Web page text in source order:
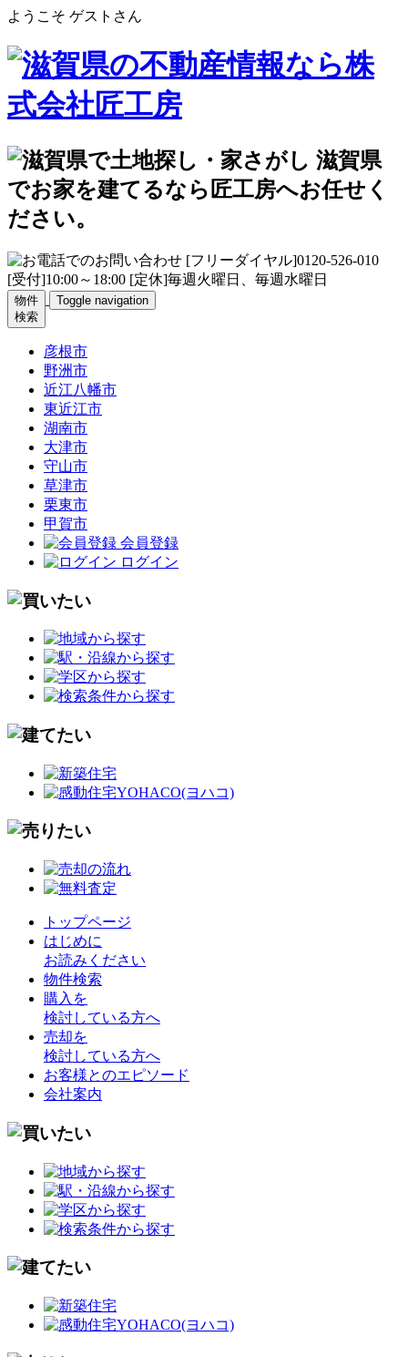
ようこそ ゲストさん
物件
検索
Toggle navigation
彦根市
野洲市
近江八幡市
東近江市
湖南市
大津市
守山市
草津市
栗東市
甲賀市
会員登録
ログイン
トップページ
はじめに
お読みください
物件検索
購入を
検討している方へ
売却を
検討している方へ
お客様とのエピソード
会社案内